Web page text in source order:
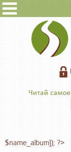
Читай
$name_album]); ?>